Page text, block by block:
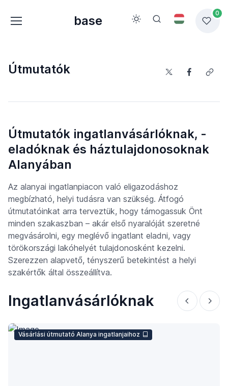
base
0
Útmutatók
Útmutatók ingatlanvásárlóknak, -
eladóknak és háztulajdonosoknak
Alanyában
Az alanyai ingatlanpiacon való eligazodáshoz
megbízható, helyi tudásra van szükség. Átfogó
útmutatóinkat arra terveztük, hogy támogassuk Önt
minden szakaszban – akár első nyaralóját szeretné
megvásárolni, egy meglévő ingatlant eladni, vagy
törökországi lakóhelyét tulajdonosként kezelni.
Szerezzen alapvető, tényszerű betekintést a helyi
szakértők által összeállítva.
Ingatlanvásárlóknak
Vásárlási útmutató Alanya ingatlanjaihoz